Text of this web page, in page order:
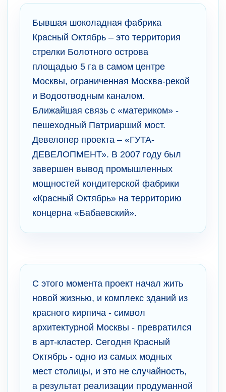
Бывшая шоколадная фабрика
Красный Октябрь – это территория
стрелки Болотного острова
площадью 5 га в самом центре
Москвы, ограниченная Москва-рекой
и Водоотводным каналом.
Ближайшая связь с «материком» -
пешеходный Патриарший мост.
Девелопер проекта – «ГУТА-
ДЕВЕЛОПМЕНТ». В 2007 году был
завершен вывод промышленных
мощностей кондитерской фабрики
«Красный Октябрь» на территорию
концерна «Бабаевский».
С этого момента проект начал жить
новой жизнью, и комплекс зданий из
красного кирпича - символ
архитектурной Москвы - превратился
в арт-кластер. Сегодня Красный
Октябрь - одно из самых модных
мест столицы, и это не случайность,
а результат реализации продуманной